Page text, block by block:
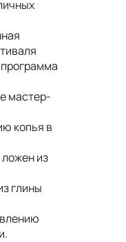
программа
мастер-
копья в
из
глины